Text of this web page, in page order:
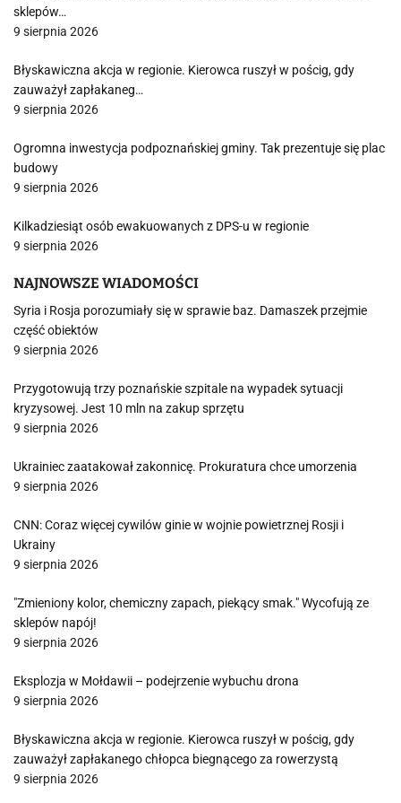
sklepów…
9 sierpnia 2026
Błyskawiczna akcja w regionie. Kierowca ruszył w pościg, gdy
zauważył zapłakaneg…
9 sierpnia 2026
Ogromna inwestycja podpoznańskiej gminy. Tak prezentuje się plac
budowy
9 sierpnia 2026
Kilkadziesiąt osób ewakuowanych z DPS-u w regionie
9 sierpnia 2026
NAJNOWSZE WIADOMOŚCI
Syria i Rosja porozumiały się w sprawie baz. Damaszek przejmie
część obiektów
9 sierpnia 2026
Przygotowują trzy poznańskie szpitale na wypadek sytuacji
kryzysowej. Jest 10 mln na zakup sprzętu
9 sierpnia 2026
Ukrainiec zaatakował zakonnicę. Prokuratura chce umorzenia
9 sierpnia 2026
CNN: Coraz więcej cywilów ginie w wojnie powietrznej Rosji i
Ukrainy
9 sierpnia 2026
"Zmieniony kolor, chemiczny zapach, piekący smak." Wycofują ze
sklepów napój!
9 sierpnia 2026
Eksplozja w Mołdawii – podejrzenie wybuchu drona
9 sierpnia 2026
Błyskawiczna akcja w regionie. Kierowca ruszył w pościg, gdy
zauważył zapłakanego chłopca biegnącego za rowerzystą
9 sierpnia 2026